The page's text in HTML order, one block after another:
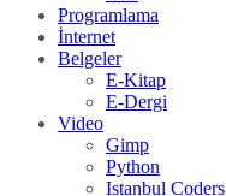
Programlama
İnternet
Belgeler
E-Kitap
E-Dergi
Video
Gimp
Python
Istanbul Coders